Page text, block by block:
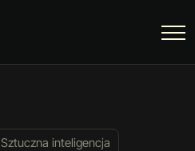
Sztuczna inteligencja